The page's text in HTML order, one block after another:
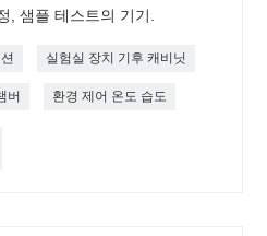
, 샘플 테스트의 기기.
실험실 장치 기후 캐비닛
버 환경 제어 온도 습도